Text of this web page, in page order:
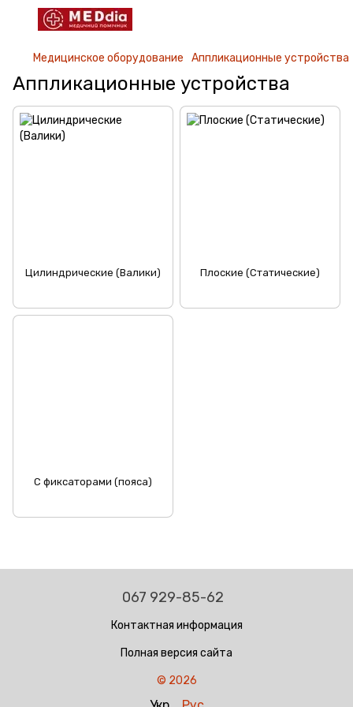
Медицинское оборудование Аппликационные устройства
Аппликационные устройства
Цилиндрические (Валики) Плоские (Статические)
С фиксаторами (пояса)
067 929-85-62
Контактная информация
Полная версия сайта
© 2026